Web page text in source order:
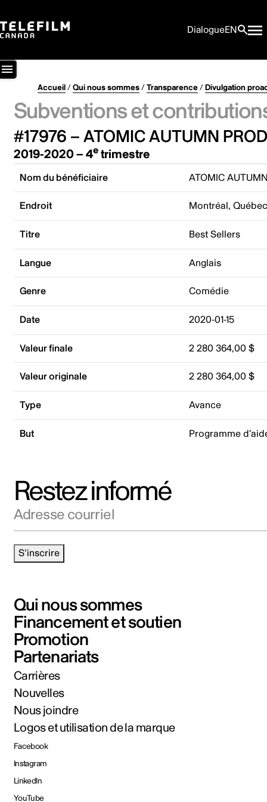
DialogueEN
Accueil/Qui nous sommes/Transparence/Divulgation
Subventions et
#17976 – ATOMIC AUTUMN
2019-2020 – 4etrimestre
Nom du bénéficiaire ATOMIC
Endroit Montréal,
Titre Best Sellers
Langue Anglais
Genre Comédie
Date 2020-01-15
Valeur finale 2 280 364,00 $
Valeur originale 2 280 364,00 $
Type Avance
But Programme
Restez informé
S'inscrire
Qui nous sommes
Financement et soutien
Promotion
Partenariats
Carrières
Nouvelles
Nous joindre
Logos et utilisation de la marque
Facebook
Instagram
LinkedIn
YouTube